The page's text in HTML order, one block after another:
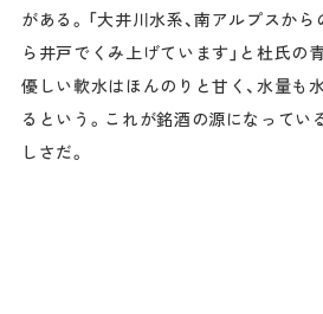
がある。「大井川水系、南アルプスか
ら井戸でくみ上げています」と杜氏の
優しい軟水はほんのりと甘く、水量も
るという。これが銘酒の源になってい
しさだ。